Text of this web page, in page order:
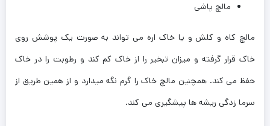
مالچ پاشی
مالچ کاه و کلش و یا خاک اره می تواند به صورت یک پوشش روی
خاک قرار گرفته و میزان تبخیر را از خاک کم کند و رطوبت را در خاک
حفظ می کند. همچنین مالچ خاک را گرم نگه میدارد و از همین طریق از
سرما زدگی ریشه ها پیشگیری می کند.